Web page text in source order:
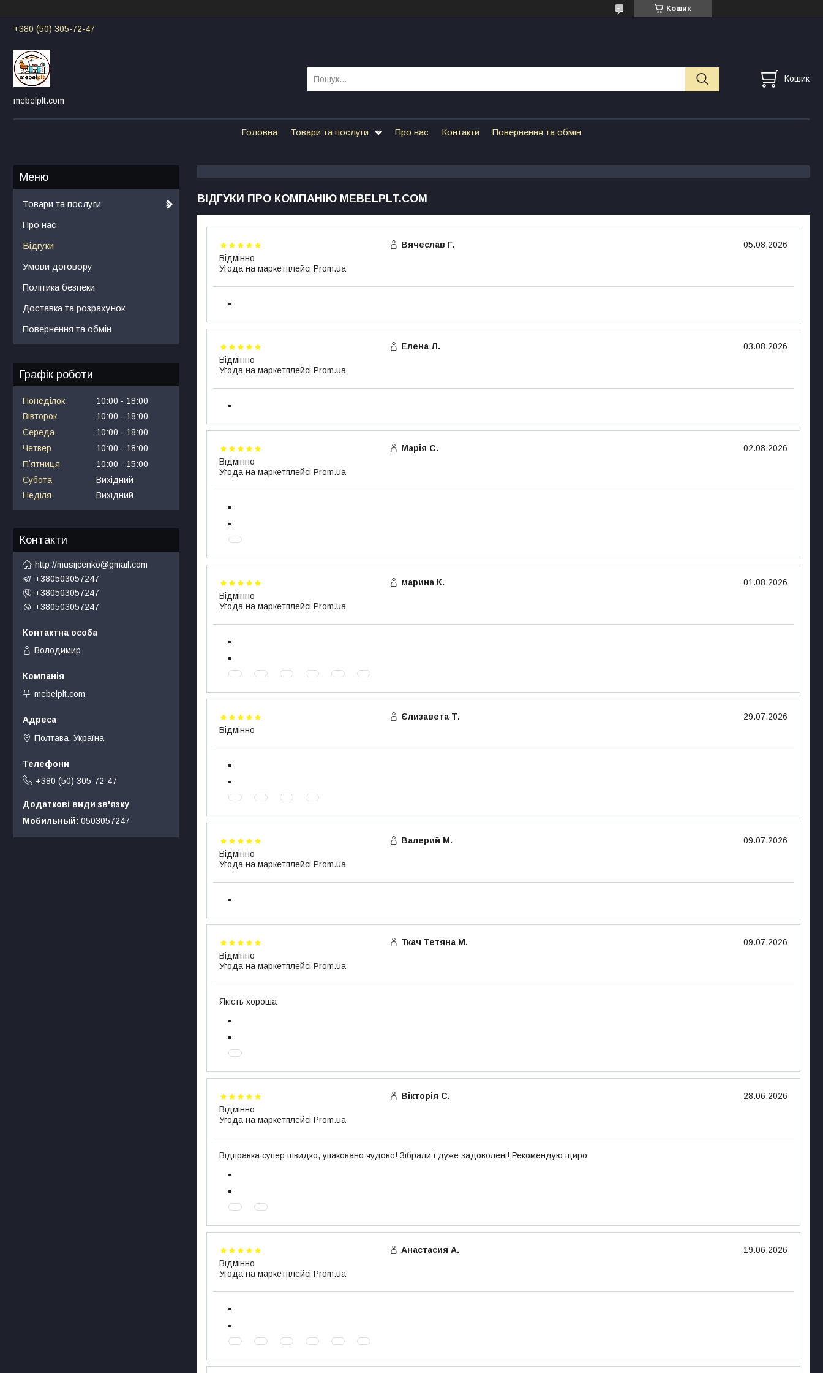
Кошик
+380 (50) 305-72-47
mebelplt.com
Кошик
Головна Товари та послуги Про нас Контакти Повернення та обмін
ВІДГУКИ ПРО КОМПАНІЮ MEBELPLT.COM
Відмінно
Вячеслав Г. 05.08.2026
Угода на маркетплейсі Prom.ua
Відмінно
Елена Л. 03.08.2026
Угода на маркетплейсі Prom.ua
Відмінно
Марія С. 02.08.2026
Угода на маркетплейсі Prom.ua
Відмінно
марина К. 01.08.2026
Угода на маркетплейсі Prom.ua
Відмінно
Єлизавета Т. 29.07.2026
Відмінно
Валерий М. 09.07.2026
Угода на маркетплейсі Prom.ua
Відмінно
Ткач Тетяна М. 09.07.2026
Угода на маркетплейсі Prom.ua
Якість хороша
Відмінно
Вікторія С. 28.06.2026
Угода на маркетплейсі Prom.ua
Відправка супер швидко, упаковано чудово! Зібрали і дуже задоволені! Рекомендую щиро
Відмінно
Анастасия А. 19.06.2026
Угода на маркетплейсі Prom.ua
Товари та послуги
Про нас
Відгуки
Умови договору
Політика безпеки
Доставка та розрахунок
Повернення та обмін
Графік роботи
Понеділок 10:00
18:00
Вівторок
10:00
18:00
Середа
10:00
18:00
Четвер
10:00
18:00
Пʼятниця
10:00
15:00
Субота
Вихідний
Неділя
Вихідний
Контакти
http://musijcenko@gmail.com
+380503057247
+380503057247
+380503057247
Володимир
mebelplt.com
Полтава, Україна
+380 (50) 305-72-47
Мобильный 0503057247